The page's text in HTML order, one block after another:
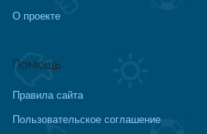
О проекте
Помощь
Правила сайта
Пользовательское соглашение